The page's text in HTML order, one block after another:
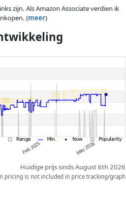
zijn. Als Amazon Associate verdien ik
(meer)
Huidige prijs sinds August 6th 2026
pricing is not included in price tracking/graph